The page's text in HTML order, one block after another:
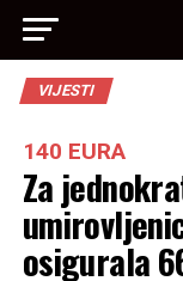
VIJESTI
140 EURA
Za
osigurala